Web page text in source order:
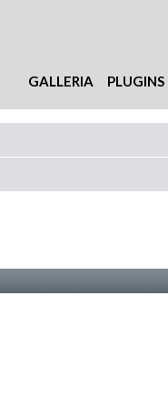
GALLERIA PLUGINS